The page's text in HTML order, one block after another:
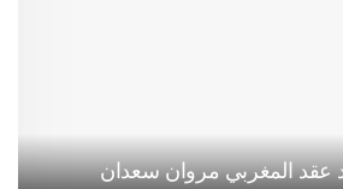
عقد المغربي مروان سعدان